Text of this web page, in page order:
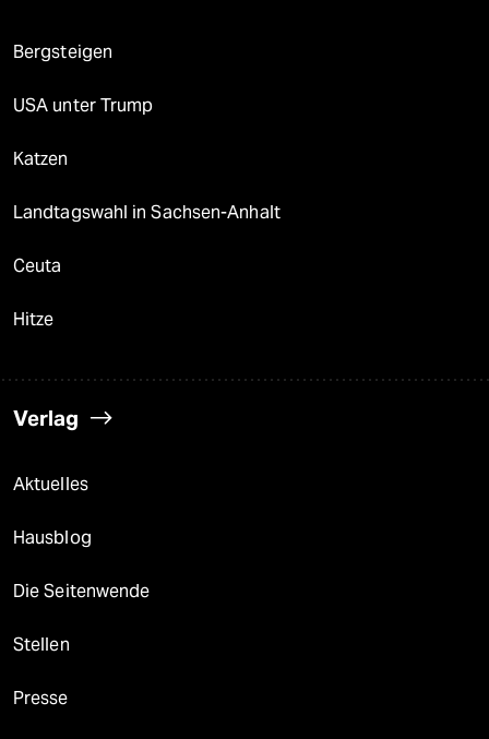
Bergsteigen
USA unter Trump
Katzen
Landtagswahl in Sachsen-Anhalt
Ceuta
Hitze
Verlag
Aktuelles
Hausblog
Die Seitenwende
Stellen
Presse